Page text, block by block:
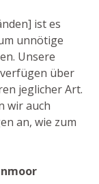
ist es
unnötige
Unsere
über
jeglicher Art.
wir auch
an, wie zum